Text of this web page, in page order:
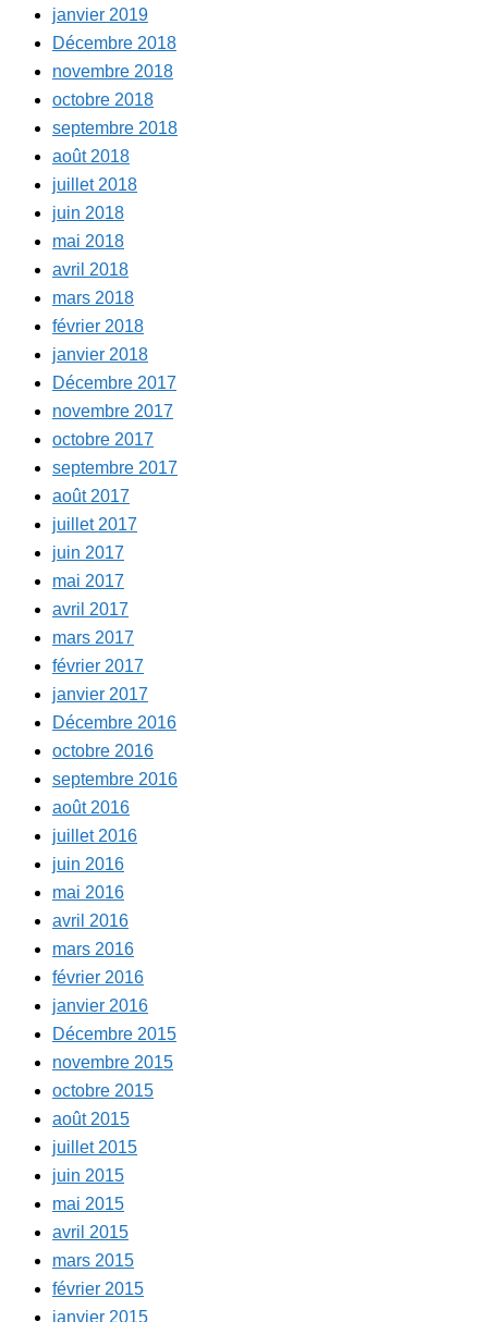
janvier 2019
Décembre 2018
novembre 2018
octobre 2018
septembre 2018
août 2018
juillet 2018
juin 2018
mai 2018
avril 2018
mars 2018
février 2018
janvier 2018
Décembre 2017
novembre 2017
octobre 2017
septembre 2017
août 2017
juillet 2017
juin 2017
mai 2017
avril 2017
mars 2017
février 2017
janvier 2017
Décembre 2016
octobre 2016
septembre 2016
août 2016
juillet 2016
juin 2016
mai 2016
avril 2016
mars 2016
février 2016
janvier 2016
Décembre 2015
novembre 2015
octobre 2015
août 2015
juillet 2015
juin 2015
mai 2015
avril 2015
mars 2015
février 2015
janvier 2015